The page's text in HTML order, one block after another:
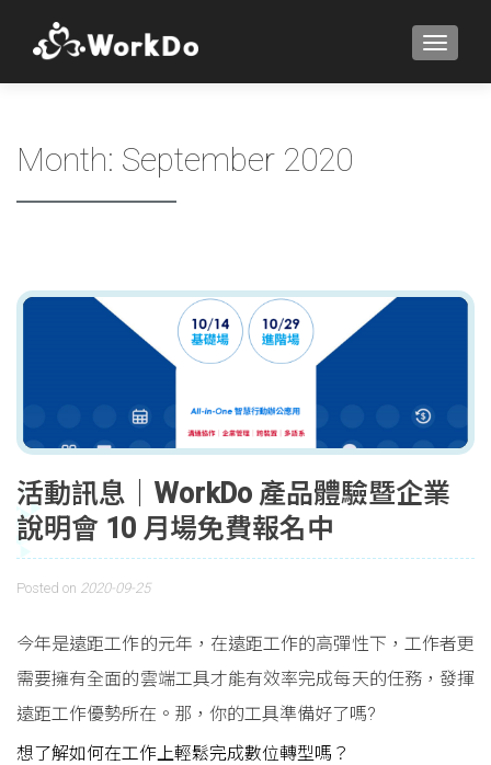
Month: September 2020
活動訊息｜WorkDo 產品體驗暨企業
說明會 10 月場免費報名中
Posted on 2020-09-25
今年是遠距工作的元年，在遠距工作的高彈性下，工作者更
需要擁有全面的雲端工具才能有效率完成每天的任務，發揮
遠距工作優勢所在。那，你的工具準備好了嗎?
想了解如何在工作上輕鬆完成數位轉型嗎？